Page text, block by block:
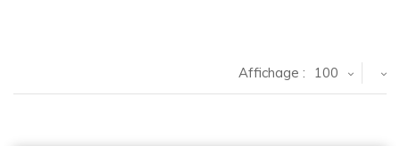
Affichage : 100